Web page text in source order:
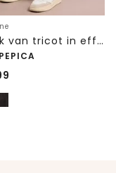
Midirok van tricot in effen kleur